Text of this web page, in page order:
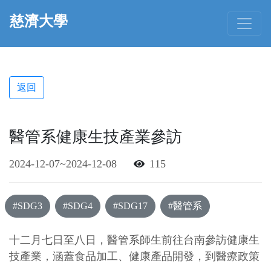
慈濟大學
返回
醫管系健康生技產業參訪
2024-12-07~2024-12-08 115
#SDG3 #SDG4 #SDG17 #醫管系
十二月七日至八日，醫管系師生前往台南參訪健康生
技產業，涵蓋食品加工、健康產品開發，到醫療政策